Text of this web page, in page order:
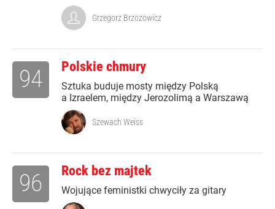
Grzegorz Brzozowicz
Polskie chmury
Sztuka buduje mosty między Polską
a Izraelem, między Jerozolimą a Warszawą
94
Szewach Weiss
Rock bez majtek
Wojujące feministki chwyciły za gitary
96